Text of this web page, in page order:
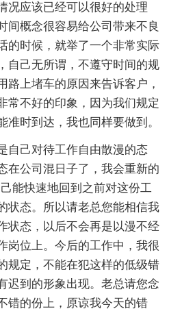
况应该已经可以很好的处理
间概念很容易给公司带来不良
的时候，就举了一个非常实际
自己无所谓，不遵守时间的规
路上堵车的原因来告诉客户，
常不好的印象，因为我们规定
准时到达，我也同样要做到。
自己对待工作自由散漫的态
在公司混日子了，我会重新的
能快速地回到之前对这份工
状态。所以请老总您能相信我
状态，以后不会再是以漫不经
岗位上。今后的工作中，我很
规定，不能在犯这样的低级错
迟到的形象出现。老总请您念
错的份上，原谅我今天的错